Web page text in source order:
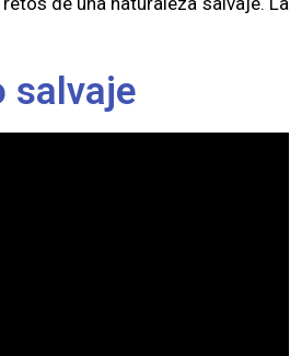
salvaje